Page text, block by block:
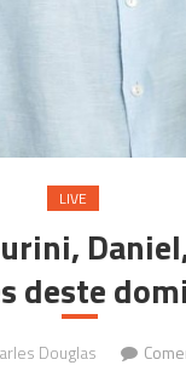
LIVE
deste
Douglas